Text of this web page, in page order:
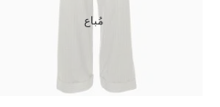
مُباع